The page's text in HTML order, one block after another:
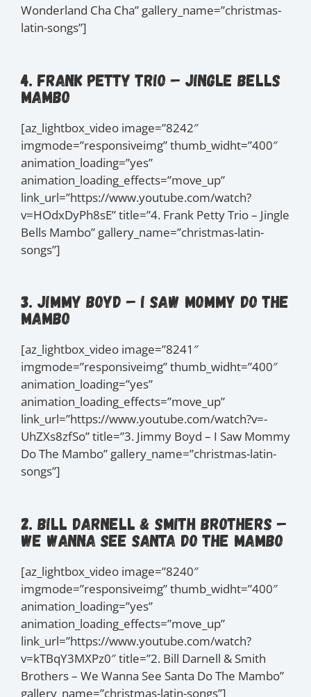
Wonderland Cha Cha” gallery_name=”christmas-
latin-songs”]
4. Frank Petty Trio – Jingle Bells
Mambo
[az_lightbox_video image=”8242″
imgmode=”responsiveimg” thumb_widht=”400″
animation_loading=”yes”
animation_loading_effects=”move_up”
link_url=”https://www.youtube.com/watch?
v=HOdxDyPh8sE” title=”4. Frank Petty Trio – Jingle
Bells Mambo” gallery_name=”christmas-latin-
songs”]
3. Jimmy Boyd – I Saw Mommy Do The
Mambo
[az_lightbox_video image=”8241″
imgmode=”responsiveimg” thumb_widht=”400″
animation_loading=”yes”
animation_loading_effects=”move_up”
link_url=”https://www.youtube.com/watch?v=-
UhZXs8zfSo” title=”3. Jimmy Boyd – I Saw Mommy
Do The Mambo” gallery_name=”christmas-latin-
songs”]
2. Bill Darnell & Smith Brothers –
We Wanna See Santa Do The Mambo
[az_lightbox_video image=”8240″
imgmode=”responsiveimg” thumb_widht=”400″
animation_loading=”yes”
animation_loading_effects=”move_up”
link_url=”https://www.youtube.com/watch?
v=kTBqY3MXPz0″ title=”2. Bill Darnell & Smith
Brothers – We Wanna See Santa Do The Mambo”
gallery_name=”christmas-latin-songs”]